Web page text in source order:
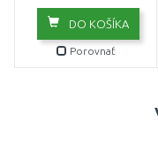
DO KOŠÍKA
Porovnať